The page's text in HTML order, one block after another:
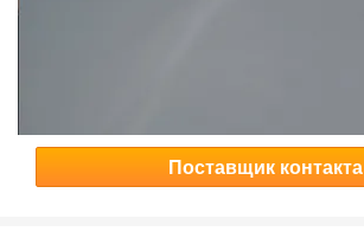
Поставщик контакта